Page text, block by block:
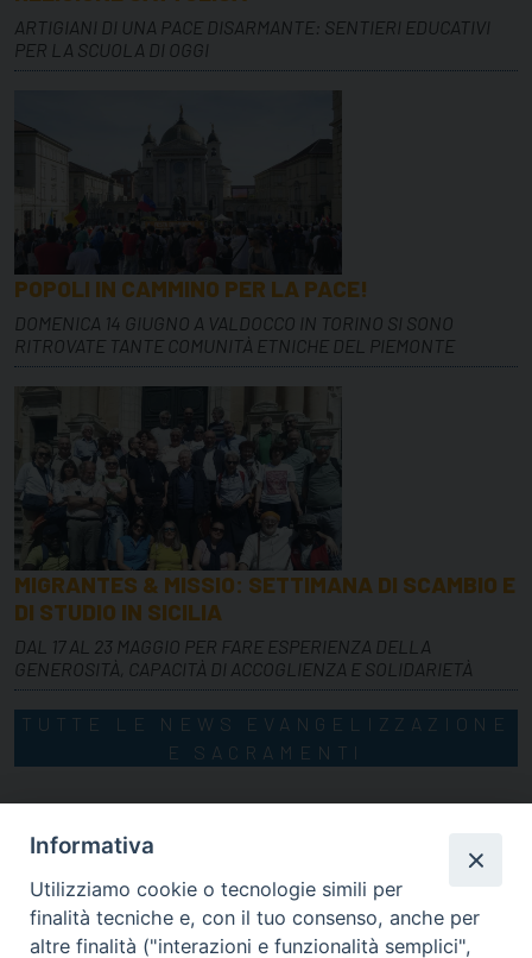
ARTIGIANI DI UNA PACE DISARMANTE: SENTIERI EDUCATIVI
PER LA SCUOLA DI OGGI
POPOLI IN CAMMINO PER LA PACE!
DOMENICA 14 GIUGNO A VALDOCCO IN TORINO SI SONO
RITROVATE TANTE COMUNITÀ ETNICHE DEL PIEMONTE
MIGRANTES & MISSIO: SETTIMANA DI SCAMBIO E
DI STUDIO IN SICILIA
DAL 17 AL 23 MAGGIO PER FARE ESPERIENZA DELLA
GENEROSITÀ, CAPACITÀ DI ACCOGLIENZA E SOLIDARIETÀ
TUTTE LE NEWS EVANGELIZZAZIONE
E SACRAMENTI
Informativa
Utilizziamo cookie o tecnologie simili per
finalità tecniche e, con il tuo consenso, anche per
altre finalità ("interazioni e funzionalità semplici",